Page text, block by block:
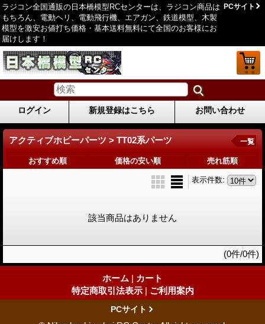
ラジコン全国通販の日本橋模型RCセンターは、ラジコン商品は
もちろん、電動ヘリ、電動飛行機、エアガン、鉄道模型、木製
模型を激安お値打ち価格・基本送料無料にて全国のお客様にお
届けします！
PCサイト
ログイン 新規登録はこちら お問い合わせ
アクティブホビーパーツ > TT02系パーツ 一覧
おすすめ順 価格の安い順 売れ筋順
表示件数:
該当商品はありません
(0件/0件)
ホーム | カート
特定商取引法表示 | ご利用案内
PCサイト